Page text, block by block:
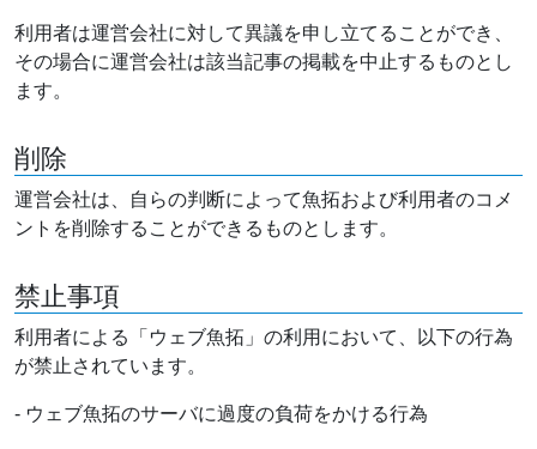
利用者は運営会社に対して異議を申し立てることができ、
その場合に運営会社は該当記事の掲載を中止するものとし
ます。
削除
運営会社は、自らの判断によって魚拓および利用者のコメ
ントを削除することができるものとします。
禁止事項
利用者による「ウェブ魚拓」の利用において、以下の行為
が禁止されています。
- ウェブ魚拓のサーバに過度の負荷をかける行為